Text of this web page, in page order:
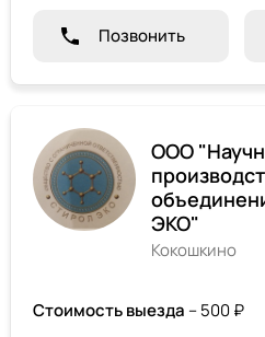
Позвонить
ООО
ЭКО"
Кокошкино
Стоимость выезда – 500 ₽